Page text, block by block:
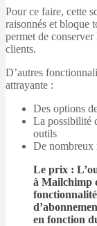
Pour ce faire, cette
raisonnés et bloque
permet de conserver
clients.
D’autres
attrayante :
Des options
La possibilité
outils
De nombreux
Le prix :
à Mailchimp
en fonction